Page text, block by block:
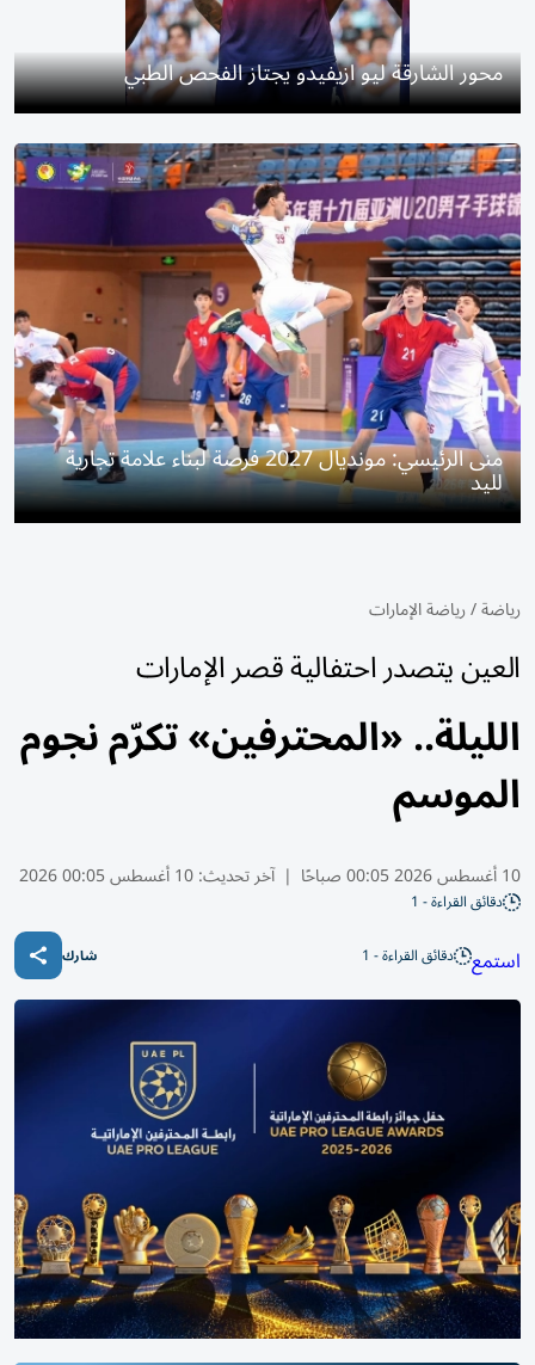
محور الشارقة ليو ازيفيدو يجتاز الفحص الطبي
منى الرئيسي: مونديال 2027 فرصة لبناء علامة تجارية
لليد
رياضة/رياضة الإمارات
العين يتصدر احتفالية قصر الإمارات
الليلة.. «المحترفين» تكرّم نجوم
الموسم
10 أغسطس 2026 00:05 صباحًا | آخر تحديث:10 أغسطس 00:05 2026
دقائق القراءة - 1
استمع دقائق القراءة - 1 شارك